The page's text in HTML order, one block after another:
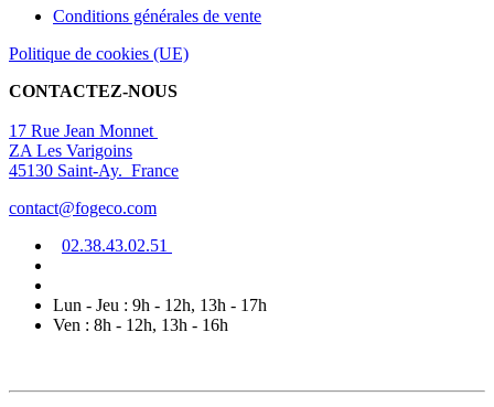
Conditions générales de vente
Politique de cookies (UE)
CONTACTEZ-NOUS
17 Rue Jean Monnet
ZA Les Varigoins
45130 Saint-Ay. France
contact@fogeco.com
02.38.43.02.51
Lun - Jeu : 9h - 12h, 13h - 17h
Ven : 8h - 12h, 13h - 16h